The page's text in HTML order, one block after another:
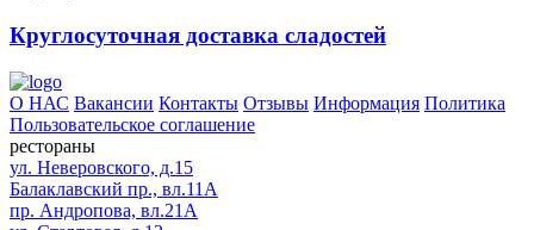
Круглосуточная доставка сладостей
О НАС Вакансии Контакты Отзывы Информация Политика
Пользовательское соглашение
рестораны
ул. Неверовского, д.15
Балаклавский пр., вл.11А
пр. Андропова, вл.21А